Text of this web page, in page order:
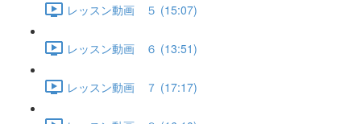
レッスン動画 ５ (15:07)
レッスン動画 ６ (13:51)
レッスン動画 ７ (17:17)